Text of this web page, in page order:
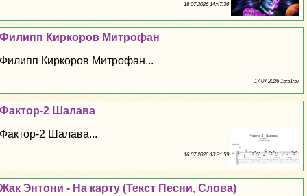
18 07 2026 14:47:36
Филипп Киркоров Митрофан
Филипп Киркоров Митрофан...
17 07 2026 15:51:57
Фактор-2 Шалава
Фактор-2 Шалава...
16 07 2026 13:31:59
Жак Энтони - На карту (Текст Песни, Слова)